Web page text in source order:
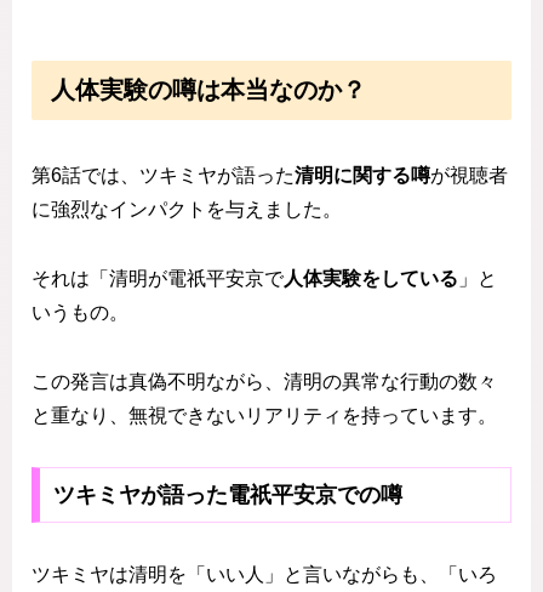
人体実験の噂は本当なのか？
第6話では、ツキミヤが語った清明に関する噂が視聴者
に強烈なインパクトを与えました。
それは「清明が電祇平安京で人体実験をしている 」と
いうもの。
この発言は真偽不明ながら、清明の異常な行動の数々
と重なり、無視できないリアリティを持っています。
ツキミヤが語った電祇平安京での噂
ツキミヤは清明を「いい人」と言いながらも、「いろ